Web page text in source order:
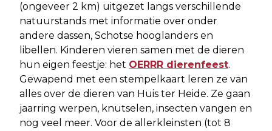
(ongeveer 2 km) uitgezet langs verschillende
natuurstands met informatie over onder
andere dassen, Schotse hooglanders en
libellen. Kinderen vieren samen met de dieren
hun eigen feestje: het OERRR dierenfeest.
Gewapend met een stempelkaart leren ze van
alles over de dieren van Huis ter Heide. Ze gaan
jaarring werpen, knutselen, insecten vangen en
nog veel meer. Voor de allerkleinsten (tot 8